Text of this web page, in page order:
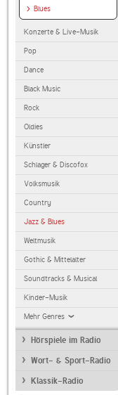
Blues
Konzerte & Live-Musik
Pop
Dance
Black Music
Rock
Oldies
Künstler
Schlager & Discofox
Volksmusik
Country
Jazz & Blues
Weltmusik
Gothic & Mittelalter
Soundtracks & Musical
Kinder-Musik
Mehr Genres
Hörspiele im Radio
Wort- & Sport-Radio
Klassik-Radio